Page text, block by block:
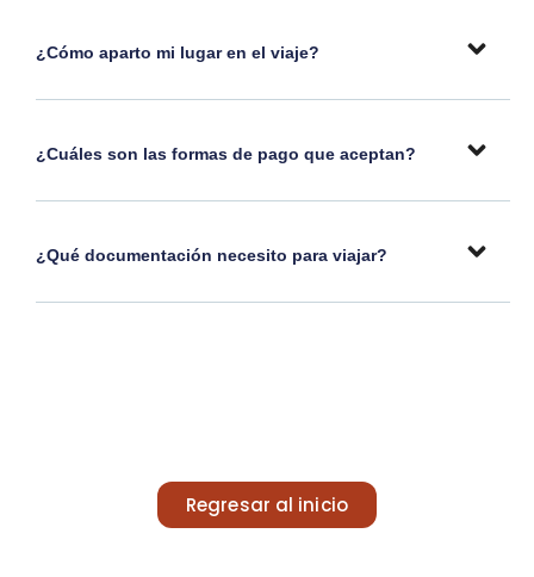
¿Cómo aparto mi lugar en el viaje?
¿Cuáles son las formas de pago que aceptan?
¿Qué documentación necesito para viajar?
Regresar al inicio